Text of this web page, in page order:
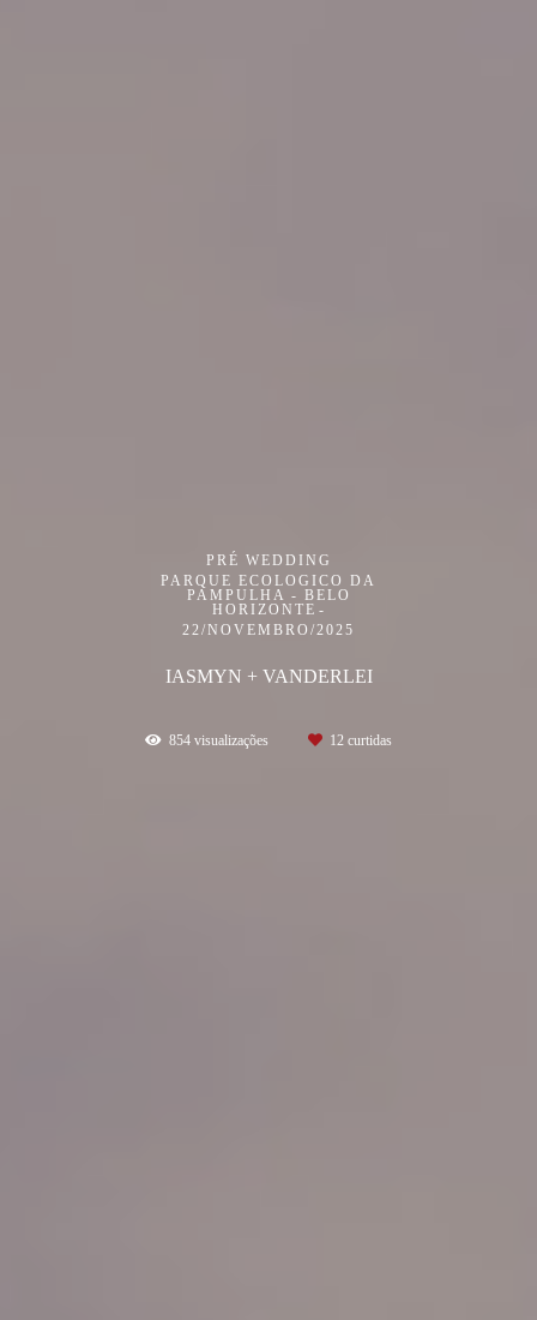
PRÉ WEDDING
PARQUE ECOLOGICO DA
PAMPULHA - BELO
HORIZONTE
22/NOVEMBRO/2025
IASMYN + VANDERLEI
854 visualizações 12 curtidas